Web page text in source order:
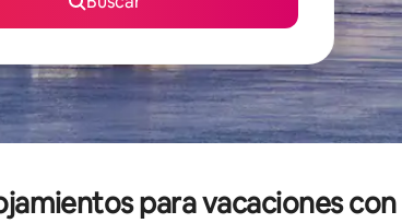
para vacaciones